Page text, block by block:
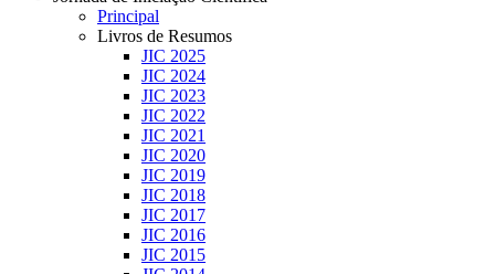
Principal
Livros de Resumos
JIC 2025
JIC 2024
JIC 2023
JIC 2022
JIC 2021
JIC 2020
JIC 2019
JIC 2018
JIC 2017
JIC 2016
JIC 2015